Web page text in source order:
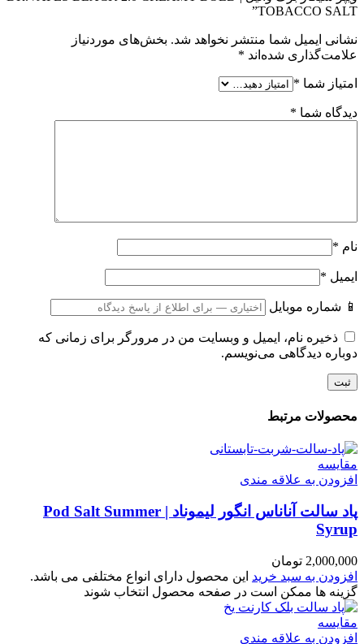
TOBACCO SALT”
نشانی ایمیل شما منتشر نخواهد شد. بخش‌های موردنیاز
علامت‌گذاری شده‌اند *
امتیاز شما *
دیدگاه شما *
نام *
ایمیل *
📱 شماره موبایل
ذخیره نام، ایمیل و وبسایت من در مرورگر برای زمانی که
دوباره دیدگاهی می‌نویسم.
محصولات مرتبط
مقایسه
افزودن به علاقه مندی
پاد سالت آناناس انگور لیموناد | Pod Salt Summer
Syrup
2,000,000 تومان
افزودن به سبد خرید این محصول دارای انواع مختلفی می باشد.
گزینه ها ممکن است در صفحه محصول انتخاب شوند
مقایسه
افزودن به علاقه مندی